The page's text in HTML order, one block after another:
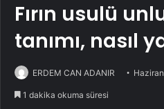
Fırın usulü
tanımı, nasıl
ERDEM CAN ADANIR
1 dakika okuma süresi